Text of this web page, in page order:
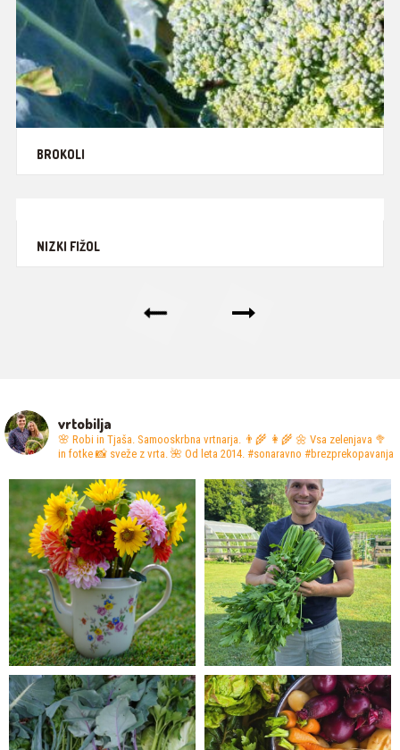
ČEBULNICE
BROKOLI
NIZKI FIŽOL
Next
vrtobilja
🌸 Robi in Tjaša. Samooskrbna vrtnarja. 👨‍🌾 👩‍🌾 🌼 Vsa zelenjava 🥦
in fotke 📸 sveže z vrta. 🌺 Od leta 2014. #sonaravno #brezprekopavanja